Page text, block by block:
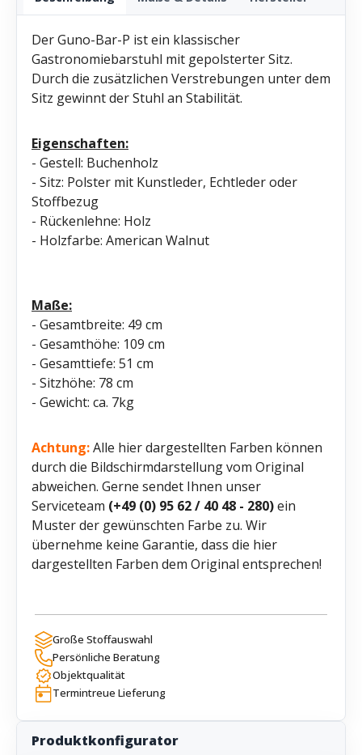
Der Guno-Bar-P ist ein klassischer
Gastronomiebarstuhl mit gepolsterter Sitz.
Durch die zusätzlichen Verstrebungen unter dem
Sitz gewinnt der Stuhl an Stabilität.
Eigenschaften:
- Gestell: Buchenholz
- Sitz: Polster mit Kunstleder, Echtleder oder
Stoffbezug
- Rückenlehne: Holz
- Holzfarbe: American Walnut
Maße:
- Gesamtbreite: 49 cm
- Gesamthöhe: 109 cm
- Gesamttiefe: 51 cm
- Sitzhöhe: 78 cm
- Gewicht: ca. 7kg
Achtung:Alle hier dargestellten Farben können
durch die Bildschirmdarstellung vom Original
abweichen. Gerne sendet Ihnen unser
Serviceteam (+49 (0) 95 62 / 40 48 - 280)ein
Muster der gewünschten Farbe zu. Wir
übernehme keine Garantie, dass die hier
dargestellten Farben dem Original entsprechen!
Große Stoffauswahl
Persönliche Beratung
Objektqualität
Termintreue Lieferung
Produktkonfigurator